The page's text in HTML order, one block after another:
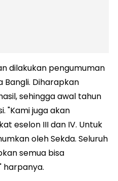
dilakukan pengumuman
Bangli. Diharapkan
sehingga awal tahun
"Kami juga akan
eselon III dan IV. Untuk
oleh Sekda. Seluruh
semua bisa
harpanya.